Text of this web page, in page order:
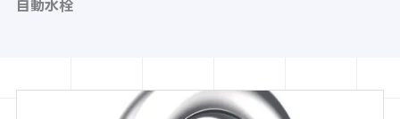
自動水栓